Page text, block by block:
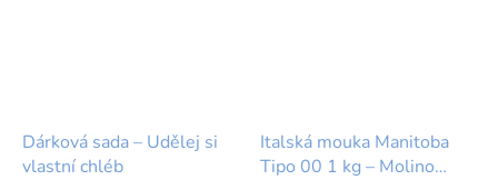
Dárková sada – Udělej si
vlastní chléb
Italská mouka Manitoba
Tipo 00 1 kg – Molino